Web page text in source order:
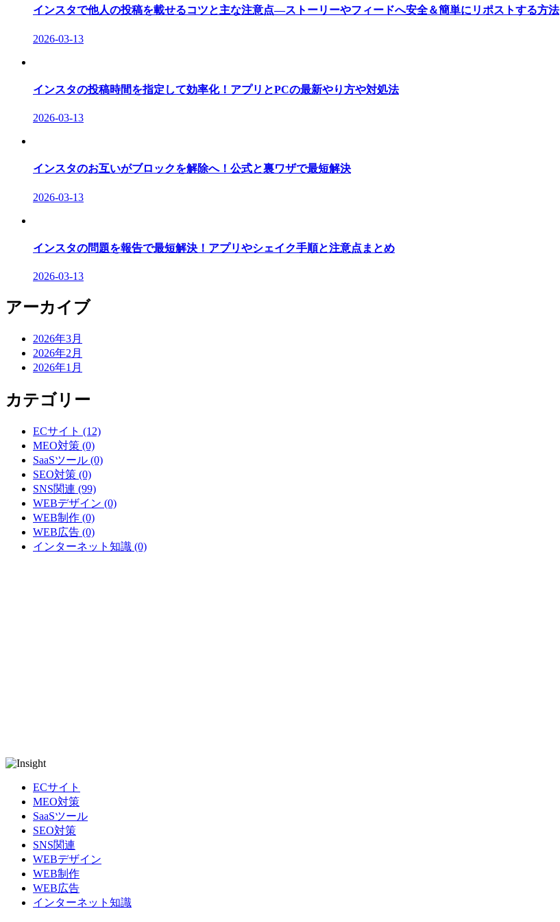
インスタで他人の投稿を載せるコツと主な注意点―ストーリーやフィードへ安全＆簡単にリポストする方法
2026-03-13
インスタの投稿時間を指定して効率化！アプリとPCの最新やり方や対処法
2026-03-13
インスタのお互いがブロックを解除へ！公式と裏ワザで最短解決
2026-03-13
インスタの問題を報告で最短解決！アプリやシェイク手順と注意点まとめ
2026-03-13
アーカイブ
2026年3月
2026年2月
2026年1月
カテゴリー
ECサイト (12)
MEO対策 (0)
SaaSツール (0)
SEO対策 (0)
SNS関連 (99)
WEBデザイン (0)
WEB制作 (0)
WEB広告 (0)
インターネット知識 (0)
ECサイト
MEO対策
SaaSツール
SEO対策
SNS関連
WEBデザイン
WEB制作
WEB広告
インターネット知識